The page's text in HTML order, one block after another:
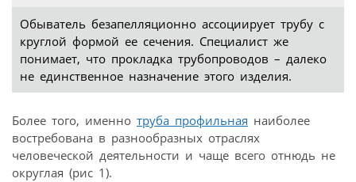
Обыватель безапелляционно ассоциирует трубу с
круглой формой ее сечения. Специалист же
понимает, что прокладка трубопроводов – далеко
не единственное назначение этого изделия.
Более того, именно труба профильная наиболее
востребована в разнообразных отраслях
человеческой деятельности и чаще всего отнюдь не
округлая (рис 1).